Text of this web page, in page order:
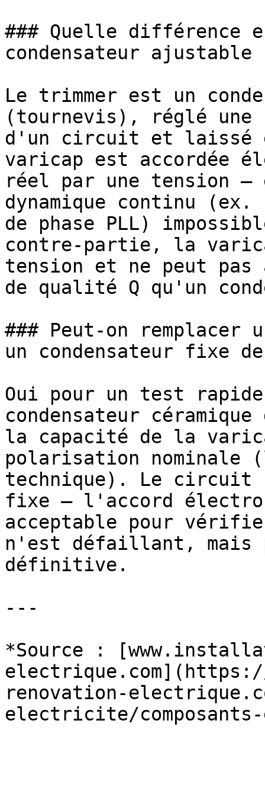
### Quelle différence
condensateur
Le trimmer est un
(tournevis), réglé
d'un circuit et laissé
varicap est accordée
réel par une tension —
dynamique continu
de phase PLL)
contre-partie, la
tension et ne peut pas
de qualité Q qu'un
### Peut-on remplacer
un condensateur fixe de
Oui pour un test
condensateur
la capacité de la
polarisation
technique). Le circuit
fixe — l'accord
acceptable pour
n'est défaillant, mais
définitive.
---
*Source :
renovation-